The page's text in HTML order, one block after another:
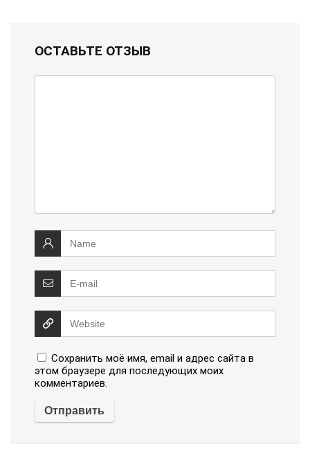
ОСТАВЬТЕ ОТЗЫВ
Сохранить моё имя, email и адрес сайта в
этом браузере для последующих моих
комментариев.